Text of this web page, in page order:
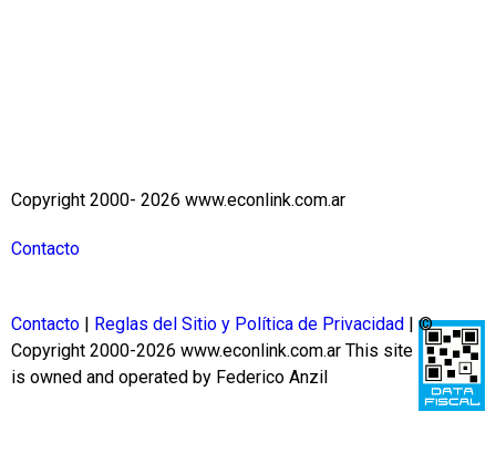
Copyright 2000- 2026 www.econlink.com.ar
Contacto
Contacto Reglas del Sitio y Política de Privacidad
| ©
Copyright 2000-2026 www.econlink.com.ar This site
is owned and operated by Federico Anzil